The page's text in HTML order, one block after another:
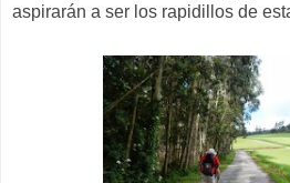
aspirarán a ser los rapidillos de